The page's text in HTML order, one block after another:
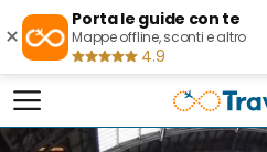
×
Porta le guide con te
Mappe offline, sconti e altro
4.9